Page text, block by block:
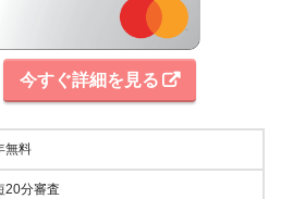
今すぐ詳細を見る
無料
20分審査